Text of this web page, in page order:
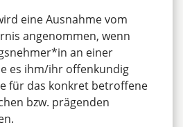
eine Ausnahme vom
angenommen, wenn
an einer
es ihm/ihr offenkundig
für das konkret betroffene
bzw. prägenden